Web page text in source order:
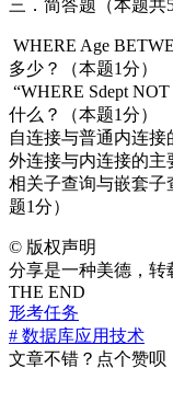
三．简答题（本题共5
WHERE Age
多少？（本题1分）
“WHERE Sdept
什么？（本题1分）
自连接与普通内连接
外连接与内连接的主
相关子查询与嵌套子
题1分）
© 版权声明
分享是一种美德，转
THE END
形考任务
# 数据库应用技术
文章不错？点个赞呗